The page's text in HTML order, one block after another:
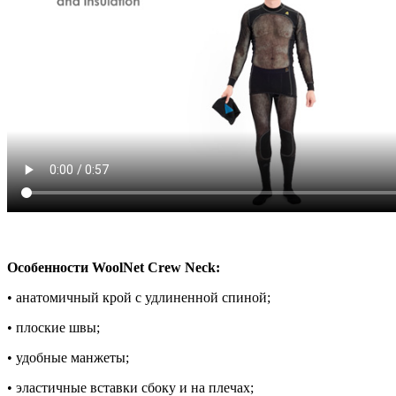
Особенности WoolNet Crew Neck:
• анатомичный крой с удлиненной спиной;
• плоские швы;
• удобные манжеты;
• эластичные вставки сбоку и на плечах;